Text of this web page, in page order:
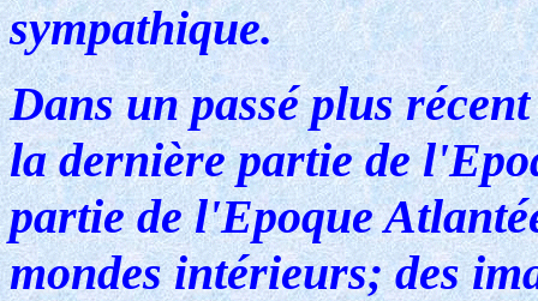
sympathique.
Dans un passé plus
la dernière partie de
partie de l'Epoque
mondes intérieurs; des